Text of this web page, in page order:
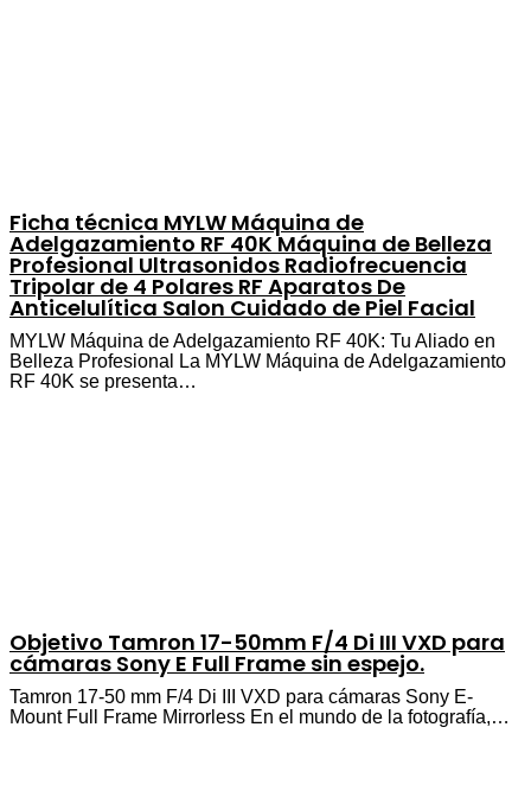
Ficha técnica MYLW Máquina de
Adelgazamiento RF 40K Máquina de Belleza
Profesional Ultrasonidos Radiofrecuencia
Tripolar de 4 Polares RF Aparatos De
Anticelulítica Salon Cuidado de Piel Facial
MYLW Máquina de Adelgazamiento RF 40K: Tu Aliado en
Belleza Profesional La MYLW Máquina de Adelgazamiento
RF 40K se presenta…
Objetivo Tamron 17-50mm F/4 Di III VXD para
cámaras Sony E Full Frame sin espejo.
Tamron 17-50 mm F/4 Di III VXD para cámaras Sony E-
Mount Full Frame Mirrorless En el mundo de la fotografía,…